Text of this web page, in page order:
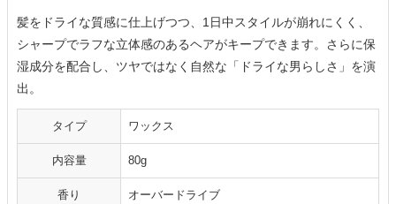
髪をドライな質感に仕上げつつ、1日中スタイルが崩れにくく、
シャープでラフな立体感のあるヘアがキープできます。さらに保
湿成分を配合し、ツヤではなく自然な「ドライな男らしさ」を演
出。
タイプ ワックス
内容量 80g
香り オーバードライブ